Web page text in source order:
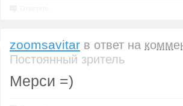
zoomsavitar в ответ на
Постоянный зритель
Мерси =)